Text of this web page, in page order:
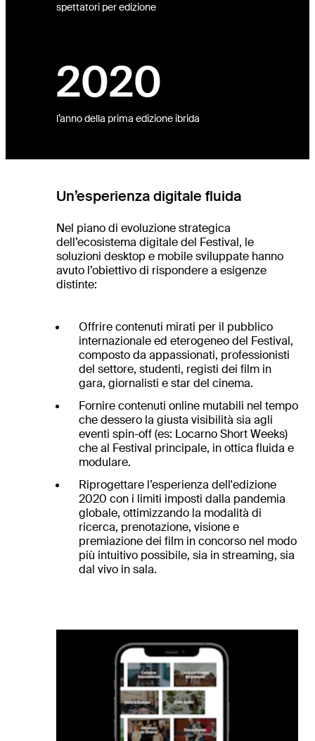
spettatori per edizione
l’anno della prima edizione ibrida
2020
Un’esperienza digitale fluida
Nel piano di evoluzione strategica
dell’ecosistema digitale del Festival, le
soluzioni desktop e mobile sviluppate hanno
avuto l’obiettivo di rispondere a esigenze
distinte:
Offrire contenuti mirati per il pubblico
internazionale ed eterogeneo del Festival,
composto da appassionati, professionisti
del settore, studenti, registi dei film in
gara, giornalisti e star del cinema.
Fornire contenuti online mutabili nel tempo
che dessero la giusta visibilità sia agli
eventi spin-off (es: Locarno Short Weeks)
che al Festival principale, in ottica fluida e
modulare.
Riprogettare l’esperienza dell'edizione
2020 con i limiti imposti dalla pandemia
globale, ottimizzando la modalità di
ricerca, prenotazione, visione e
premiazione dei film in concorso nel modo
più intuitivo possibile, sia in streaming, sia
dal vivo in sala.